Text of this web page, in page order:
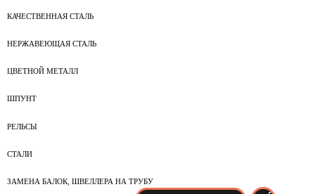
КАЧЕСТВЕННАЯ СТАЛЬ
НЕРЖАВЕЮЩАЯ СТАЛЬ
ЦВЕТНОЙ МЕТАЛЛ
ШПУНТ
РЕЛЬСЫ
СТАЛИ
ЗАМЕНА БАЛОК, ШВЕЛЛЕРА НА ТРУБУ